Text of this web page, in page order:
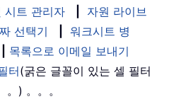
시트 관리자
자원 라이브
선택기
워크시트 병
목록으로 이메일 보내기
터(굵은 글꼴이 있는 셀 필터
) 。。。